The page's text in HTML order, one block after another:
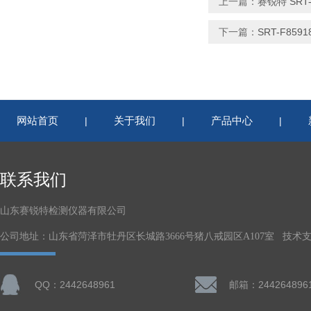
下一篇： SRT-
网站首页 | 关于我们 | 产品中心 |
联系我们
山东赛锐特检测仪器有限公司
公司地址：山东省菏泽市牡丹区长城路3666号猪八戒园区A107室 技术
QQ：2442648961 邮箱：